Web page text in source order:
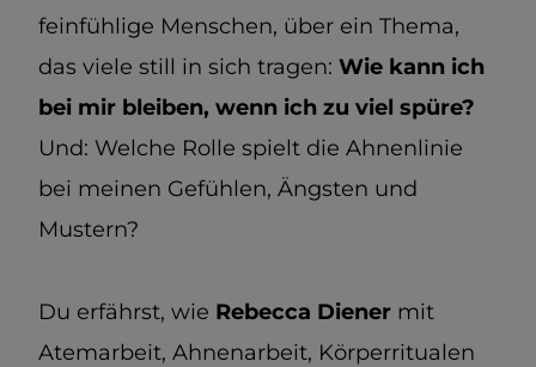
feinfühlige Menschen, über ein Thema,
das viele still in sich tragen:Wie kann ich
bei mir bleiben, wenn ich zu viel spüre?
Und: Welche Rolle spielt die Ahnenlinie
bei meinen Gefühlen, Ängsten und
Mustern?
Du erfährst, wie Rebecca Diener mit
Atemarbeit, Ahnenarbeit, Körperritualen